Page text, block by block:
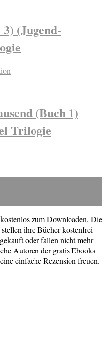
(Jugend-
(Buch 1)
Trilogie
zum Downloaden. Die
ihre Bücher kostenfrei
oder fallen nicht mehr
Autoren der gratis Ebooks
einfache Rezension freuen.